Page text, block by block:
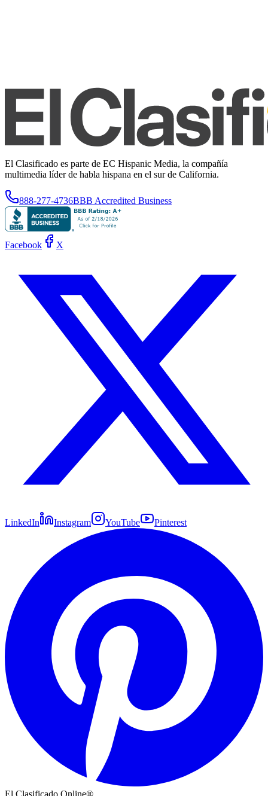
El Clasificado es parte de EC Hispanic Media, la compañía
multimedia líder de habla hispana en el sur de California.
888-277-4736BBB Accredited Business
Facebook X
LinkedIn Instagram YouTube Pinterest